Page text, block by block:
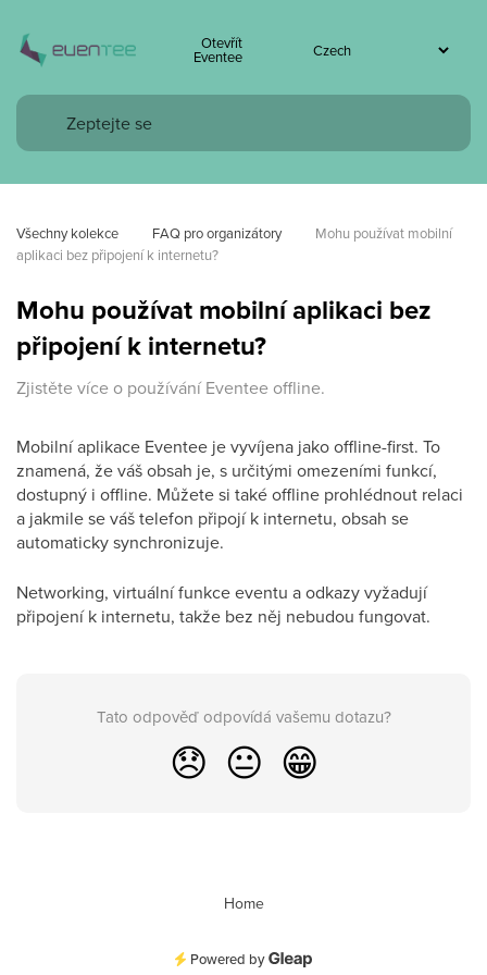
Otevřít
Eventee
Všechny kolekce FAQ pro organizátory
Mohu používat mobilní
aplikaci bez připojení k internetu?
Mohu používat mobilní aplikaci bez
připojení k internetu?
Zjistěte více o používání Eventee offline.
Mobilní aplikace Eventee je vyvíjena jako offline-first. To
znamená, že váš obsah je, s určitými omezeními funkcí,
dostupný i offline. Můžete si také offline prohlédnout relaci
a jakmile se váš telefon připojí k internetu, obsah se
automaticky synchronizuje.
Networking, virtuální funkce eventu a odkazy vyžadují
připojení k internetu, takže bez něj nebudou fungovat.
Tato odpověď odpovídá vašemu dotazu?
😞 😐 😁
Home
Powered by